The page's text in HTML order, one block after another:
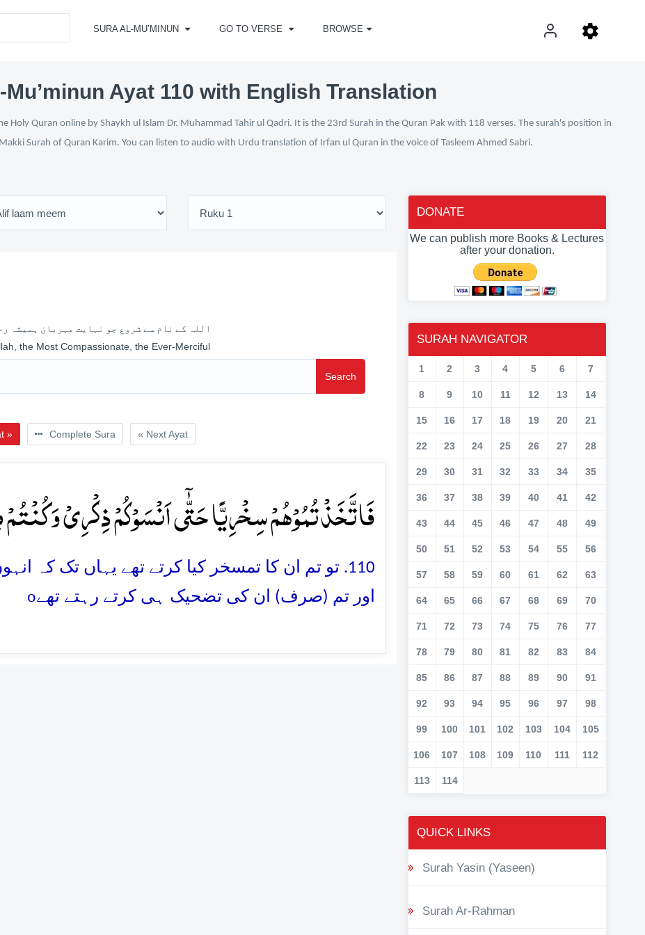
SURA AL-MU’MINUN GO TO VERSE BROWSE
Mu’minun Ayat 110 with English Translation
Quran online by Shaykh ul Islam Dr. Muhammad Tahir ul Qadri. It is the 23rd Surah in the Quran Pak with 118 verses. The surah's position in
Surah of Quran Karim. You can listen to audio with Urdu translation of Irfan ul Quran in the voice of Tasleem Ahmed Sabri.
اللہ کے نام سے شروع جو نہایت مہربان ہمیشہ
the Most Compassionate, the Ever-Merciful
Search
» Complete Sura « Next Ayat
فَاتَّخَذۡتُمُوۡہُمۡ سِخۡرِیًّا حَتّٰۤی اَنۡسَوۡکُمۡ ذِکۡرِیۡ وَ کُنۡتُمۡ
110. تو تم ان کا تمسخر کیا کرتے تھے یہاں تک کہ
اور تم (صرف) ان کی تضحیک ہی کرتے رہتے تھےo
DONATE
We can publish more Books & Lectures
after your donation.
SURAH NAVIGATOR
1 2 3 4 5 6 7
8 9 10 11 12 13 14
15 16 17 18 19 20 21
22 23 24 25 26 27 28
29 30 31 32 33 34 35
36 37 38 39 40 41 42
43 44 45 46 47 48 49
50 51 52 53 54 55 56
57 58 59 60 61 62 63
64 65 66 67 68 69 70
71 72 73 74 75 76 77
78 79 80 81 82 83 84
85 86 87 88 89 90 91
92 93 94 95 96 97 98
99 100 101 102 103 104 105
106 107 108 109 110 111 112
113 114
QUICK LINKS
Surah Yasin (Yaseen)
Surah Ar-Rahman